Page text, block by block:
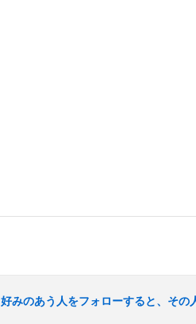
好みのあう人をフォローすると、その